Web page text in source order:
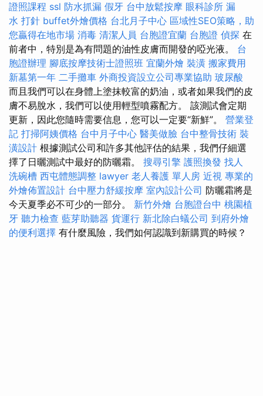
證照課程 ssl 防水抓漏 假牙 台中放鬆按摩 眼科診所 漏
水 打針 buffet外燴價格 台北月子中心 區域性SEO策略，助
您贏得在地市場 消毒 清潔人員 台胞證宜蘭 台胞證 偵探 在
前者中，特別是為有問題的油性皮膚而開發的啞光液。 台
胞證辦理 腳底按摩技術士證照班 宜蘭外燴 裝潢 搬家費用
新墓第一年 二手攤車 外商投資設立公司專業協助 玻尿酸
而且我們可以在身體上塗抹較富的奶油，或者如果我們的皮
膚不易脫水，我們可以使用輕型噴霧配方。 該測試會定期
更新，因此您隨時需要信息，您可以一定要“新鮮”。 營業登
記 打掃阿姨價格 台中月子中心 醫美做臉 台中整骨技術 裝
潢設計 根據測試公司和許多其他評估的結果，我們仔細選
擇了日曬測試中最好的防曬霜。 搜尋引擎 護照換發 找人
洗碗槽 西屯體態調整 lawyer 老人養護 單人房 近視 專業的
外燴佈置設計 台中壓力舒緩按摩 室內設計公司 防曬霜將是
今天夏季必不可少的一部分。 新竹外燴 台胞證台中 桃園植
牙 聽力檢查 藍芽助聽器 貨運行 新北除白蟻公司 到府外燴
的便利選擇 有什麼風險，我們如何認識到新購買的時候？